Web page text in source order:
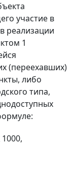
участие в
реализации
1
(переехавших)
либо
типа,
1000,